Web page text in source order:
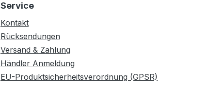
Service
Kontakt
Rücksendungen
Versand & Zahlung
Händler Anmeldung
EU-Produktsicherheitsverordnung (GPSR)